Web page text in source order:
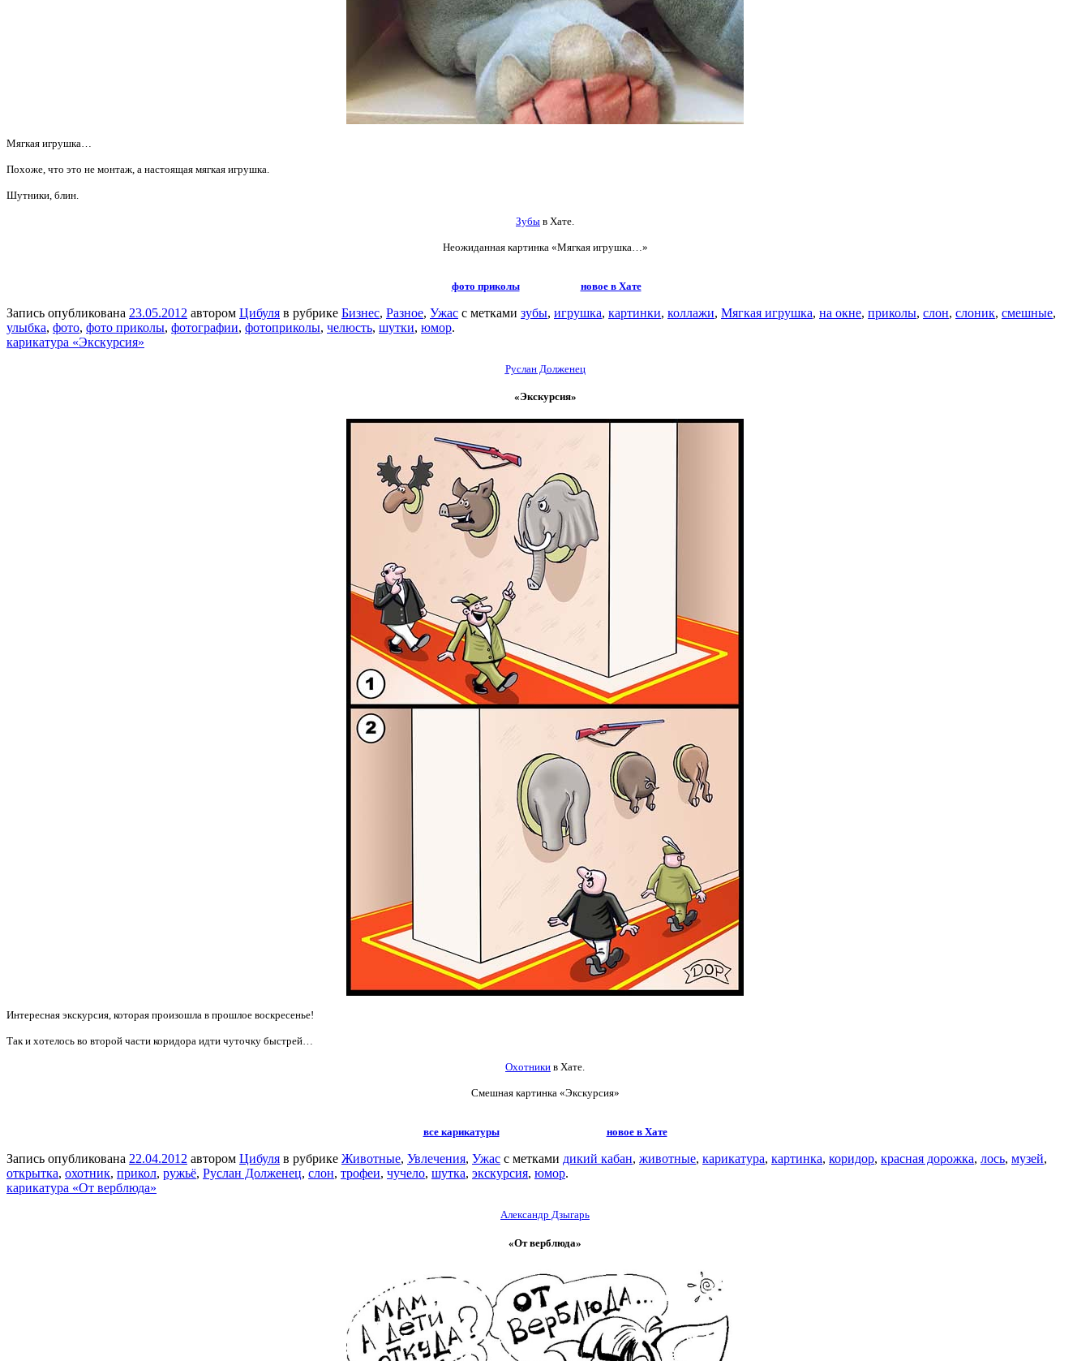
Мягкая игрушка…
Похоже, что это не монтаж, а настоящая мягкая игрушка.
Шутники, блин.
Зубы в Хате.
Неожиданная картинка «Мягкая игрушка…»
фото приколы новое в Хате
Запись опубликована 23.05.2012 автором Цибуля в рубрике Бизнес, Разное, Ужас с метками зубы, игрушка, картинки, коллажи, Мягкая игрушка, на окне, приколы, слон, слоник, смешные,
улыбка, фото, фото приколы, фотографии, фотоприколы, челюсть, шутки, юмор.
карикатура «Экскурсия»
Руслан Долженец
«Экскурсия»
Интересная экскурсия, которая произошла в прошлое воскресенье!
Так и хотелось во второй части коридора идти чуточку быстрей…
Охотники в Хате.
Смешная картинка «Экскурсия»
все карикатуры новое в Хате
Запись опубликована 22.04.2012 автором Цибуля в рубрике Животные, Увлечения, Ужас с метками дикий кабан, животные, карикатура, картинка, коридор, красная дорожка, лось, музей,
открытка, охотник, прикол, ружьё, Руслан Долженец, слон, трофеи, чучело, шутка, экскурсия, юмор.
карикатура «От верблюда»
Александр Дзыгарь
«От верблюда»